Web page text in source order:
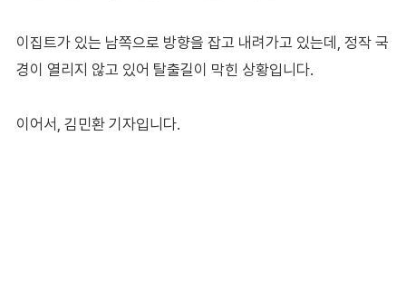
이집트가 있는 남쪽으로 방향을 잡고 내려가고 있는데, 정작 국
경이 열리지 않고 있어 탈출길이 막힌 상황입니다.
이어서, 김민환 기자입니다.